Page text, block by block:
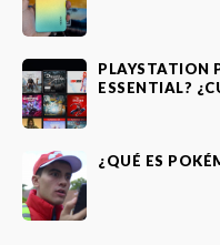
PLAYSTATION
ESSENTIAL?
¿QUÉ ES